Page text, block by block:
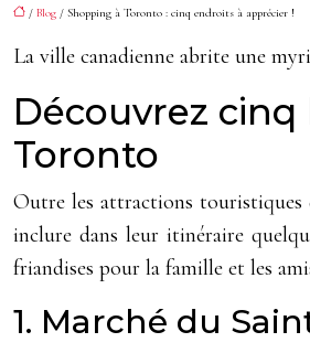
/ Blog / Shopping à Toronto : cinq endroits à apprécier !
La ville canadienne abrite une
Découvrez
Toronto
Outre les attractions touristiques
inclure dans leur itinéraire
friandises pour la famille et les
1. Marché du